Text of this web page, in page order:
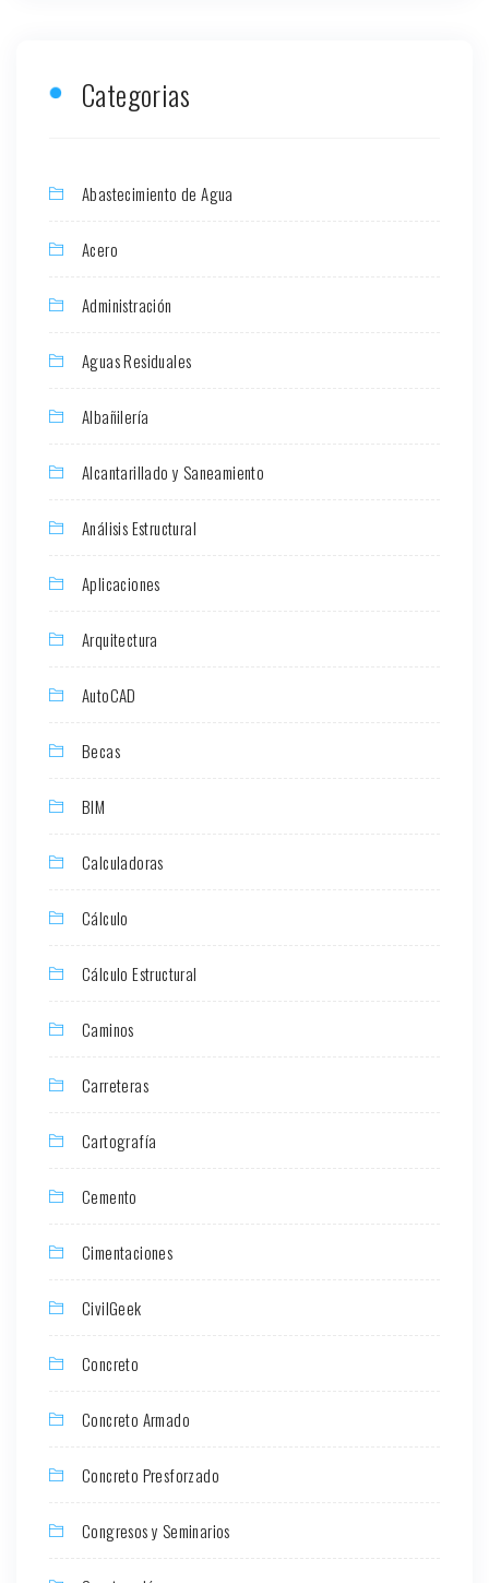
Categorias
Abastecimiento de Agua
Acero
Administración
Aguas Residuales
Albañilería
Alcantarillado y Saneamiento
Análisis Estructural
Aplicaciones
Arquitectura
AutoCAD
Becas
BIM
Calculadoras
Cálculo
Cálculo Estructural
Caminos
Carreteras
Cartografía
Cemento
Cimentaciones
CivilGeek
Concreto
Concreto Armado
Concreto Presforzado
Congresos y Seminarios